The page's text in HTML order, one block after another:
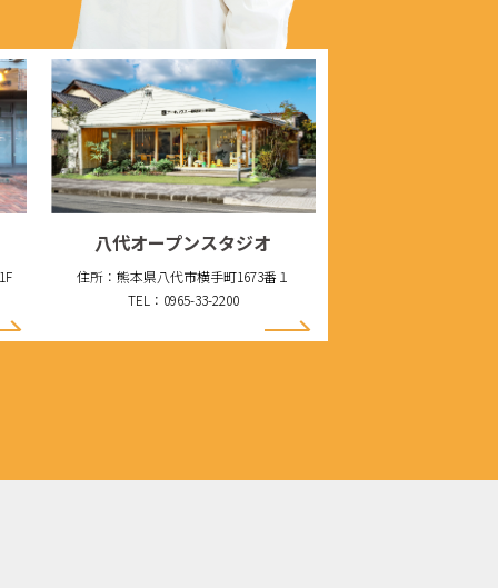
八代オープンスタジオ
住所：熊本県八代市横手町1673番１
TEL：0965-33-2200